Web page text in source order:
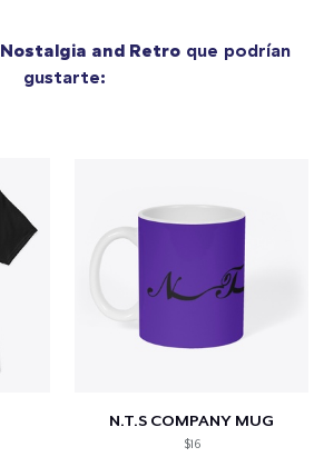
Nostalgia and Retro que podrían
gustarte:
N.T.S COMPANY MUG
$16